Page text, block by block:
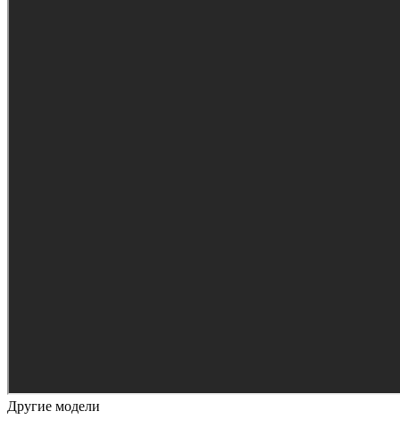
Другие модели